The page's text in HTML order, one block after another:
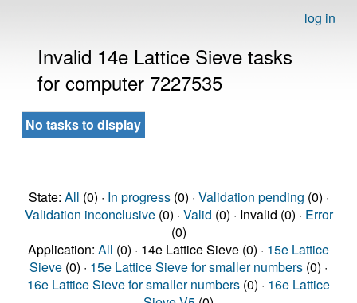
log in
Invalid 14e Lattice Sieve tasks
for computer 7227535
No tasks to display
State: All (0) · In progress(0) · Validation pending (0) ·
Validation inconclusive(0) · Valid (0) · Invalid (0) · Error
(0)
Application: All (0) · 14e Lattice Sieve (0) · 15e Lattice
Sieve (0) · 15e Lattice Sieve for smaller numbers (0) ·
16e Lattice Sieve for smaller numbers (0) · 16e Lattice